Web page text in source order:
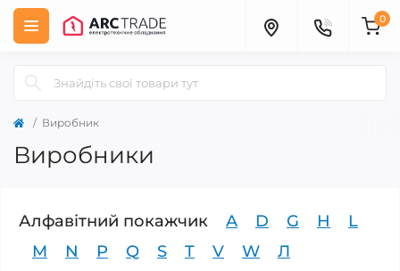
0
Виробник
Виробники
Алфавітний покажчик A D G H
L
M
N P Q S T V W Л